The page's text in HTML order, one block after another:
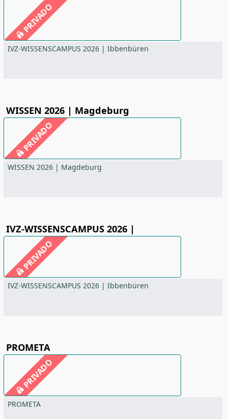
PRIVADO
IVZ-WISSENSCAMPUS 2026 | Ibbenbüren
WISSEN 2026 | Magdeburg
PRIVADO
WISSEN 2026 | Magdeburg
IVZ-WISSENSCAMPUS 2026 |
PRIVADO
IVZ-WISSENSCAMPUS 2026 | Ibbenbüren
PROMETA
PRIVADO
PROMETA